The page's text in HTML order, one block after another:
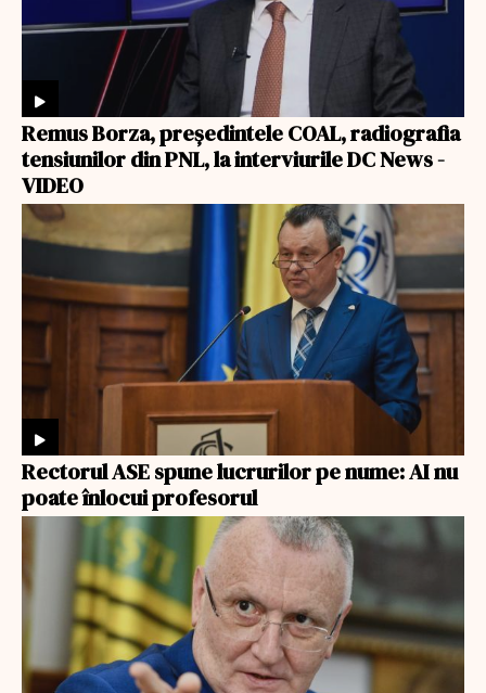
Remus Borza, președintele COAL, radiografia
tensiunilor din PNL, la interviurile DC News -
VIDEO
Rectorul ASE spune lucrurilor pe nume: AI nu
poate înlocui profesorul